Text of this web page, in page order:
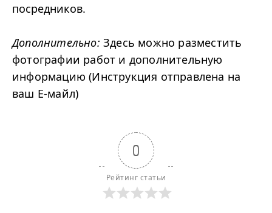
посредников.
Дополнительно: Здесь можно разместить
фотографии работ и дополнительную
информацию (Инструкция отправлена на
ваш Е-майл)
0
Рейтинг статьи